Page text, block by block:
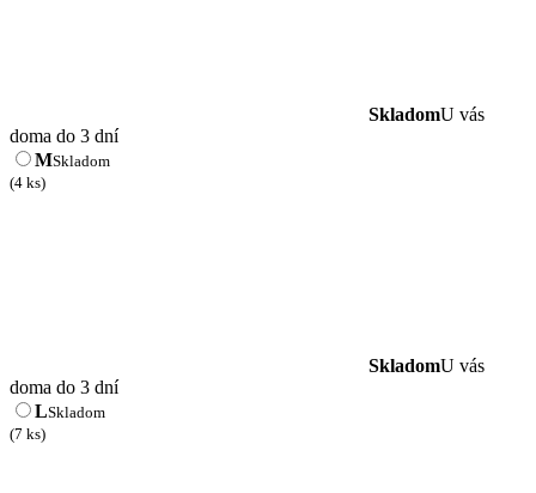
SkladomU vás
doma do 3 dní
MSkladom
(4 ks)
SkladomU vás
doma do 3 dní
LSkladom
(7 ks)